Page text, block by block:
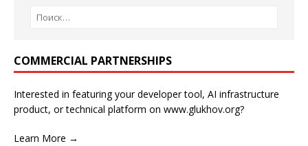
COMMERCIAL PARTNERSHIPS
Interested in featuring your developer tool, AI infrastructure
product, or technical platform on www.glukhov.org?
Learn More →